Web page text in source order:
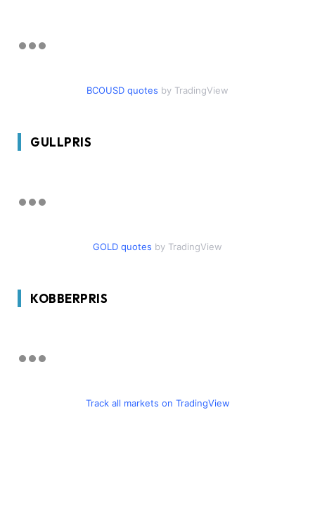
BCOUSD quotes by TradingView
GULLPRIS
GOLD quotes by TradingView
KOBBERPRIS
Track all markets on TradingView